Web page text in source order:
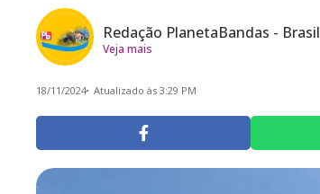
Redação PlanetaBandas - Brasil
Veja mais
18/11/2024 Atualizado às 3:29 PM